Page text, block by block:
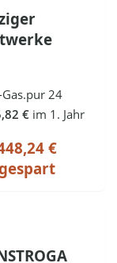
Gas.pur 24
€ im 1. Jahr
€